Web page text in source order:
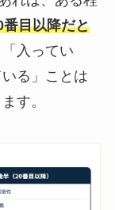
番目以降だと
入ってい
る」ことは
す。